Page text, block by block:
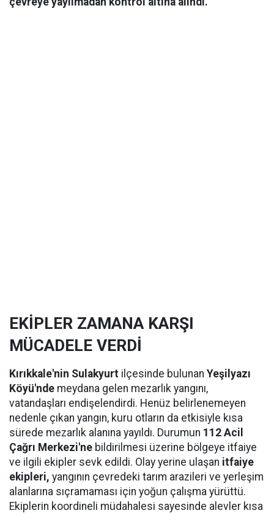
EKİPLER ZAMANA KARŞI
MÜCADELE VERDİ
Kırıkkale'nin Sulakyurt ilçesinde bulunan Yeşilyazı
Köyü'nde meydana gelen mezarlık yangını,
vatandaşları endişelendirdi. Henüz belirlenemeyen
nedenle çıkan yangın, kuru otların da etkisiyle kısa
sürede mezarlık alanına yayıldı. Durumun 112 Acil
Çağrı Merkezi'ne bildirilmesi üzerine bölgeye itfaiye
ve ilgili ekipler sevk edildi. Olay yerine ulaşan itfaiye
ekipleri, yangının çevredeki tarım arazileri ve yerleşim
alanlarına sıçramaması için yoğun çalışma yürüttü.
Ekiplerin koordineli müdahalesi sayesinde alevler kısa